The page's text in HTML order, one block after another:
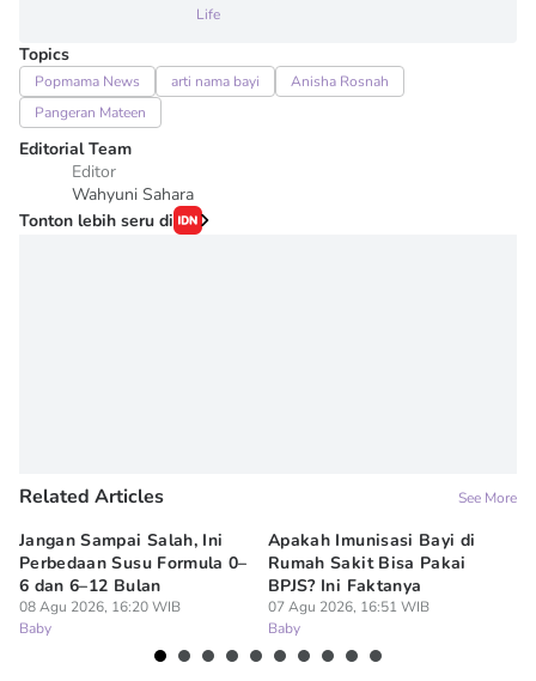
Life
Topics
Popmama News arti nama bayi
Anisha Rosnah
Pangeran Mateen
Editorial Team
Editor
Wahyuni Sahara
Tonton lebih seru di
Related Articles See More
Jangan Sampai Salah, Ini
Perbedaan Susu Formula 0–
6 dan 6–12 Bulan
08 Agu 2026, 16:20 WIB
Baby
Apakah Imunisasi Bayi di
Rumah Sakit Bisa Pakai
BPJS? Ini Faktanya
07 Agu 2026, 16:51 WIB
Baby